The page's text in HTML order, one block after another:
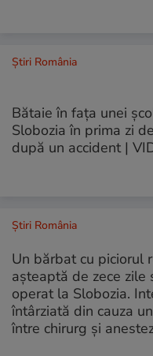
Știri România
Bătaie în fața unei
Slobozia în prima zi
după un accident |
Știri România
Un bărbat cu piciorul
așteaptă de zece zile
operat la Slobozia.
întârziată din cauza
între chirurg și